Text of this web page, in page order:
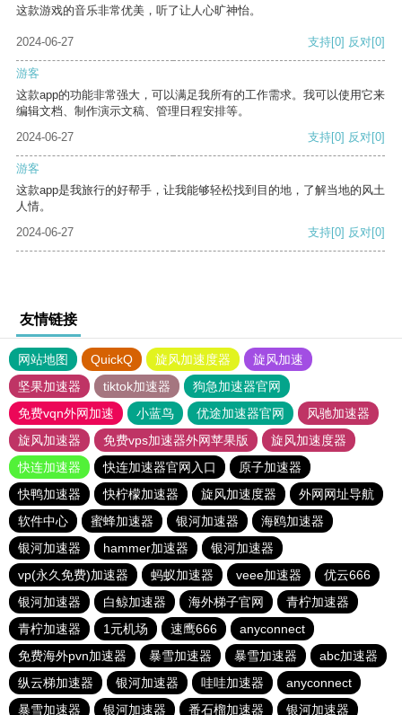
这款游戏的音乐非常优美，听了让人心旷神怡。
2024-06-27 支持[0] 反对[0]
游客
这款app的功能非常强大，可以满足我所有的工作需求。我可以使用它来
编辑文档、制作演示文稿、管理日程安排等。
2024-06-27
支持[0] 反对[0]
游客
这款app是我旅行的好帮手，让我能够轻松找到目的地，了解当地的风土
人情。
2024-06-27
支持[0] 反对[0]
友情链接
网站地图 QuickQ 旋风加速度器
旋风加速
坚果加速器
tiktok加速器
狗急加速器官网
免费vqn外网加速
小蓝鸟 优途加速器官网
风驰加速器
旋风加速器
免费vps加速器外网苹果版
旋风加速度器
快连加速器
快连加速器官网入口
原子加速器
快鸭加速器
快柠檬加速器 旋风加速度器
外网网址导航
软件中心
蜜蜂加速器 银河加速器
海鸥加速器
银河加速器
hammer加速器
银河加速器
vp(永久免费)加速器
蚂蚁加速器 veee加速器
优云666
银河加速器
白鲸加速器 海外梯子官网
青柠加速器
青柠加速器
1元机场 速鹰666
anyconnect
免费海外pvn加速器
暴雪加速器 暴雪加速器
abc加速器
纵云梯加速器
银河加速器 哇哇加速器
anyconnect
暴雪加速器
银河加速器 番石榴加速器 银河加速器